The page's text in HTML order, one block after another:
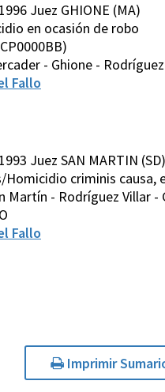
Juez GHIONE (MA)
en ocasión de robo
- Ghione -
Fallo
Juez SAN MARTIN (SD)
Homicidio criminis causa,
Martín - Rodríguez Villar -
Fallo
Imprimir